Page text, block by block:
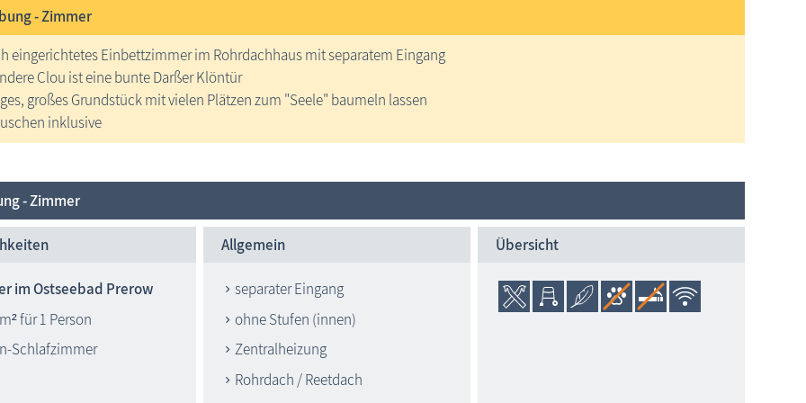
-Zimmer
eingerichtetes Einbettzimmer im Rohrdachhaus mit separatem Eingang
Clou ist eine bunte Darßer Klöntür
großes Grundstück mit vielen Plätzen zum "Seele" baumeln lassen
inklusive
- Zimmer
im Ostseebad Prerow
für 1 Person
Schlafzimmer
Allgemein
separater Eingang
ohne Stufen (innen)
Zentralheizung
Rohrdach / Reetdach
Übersicht